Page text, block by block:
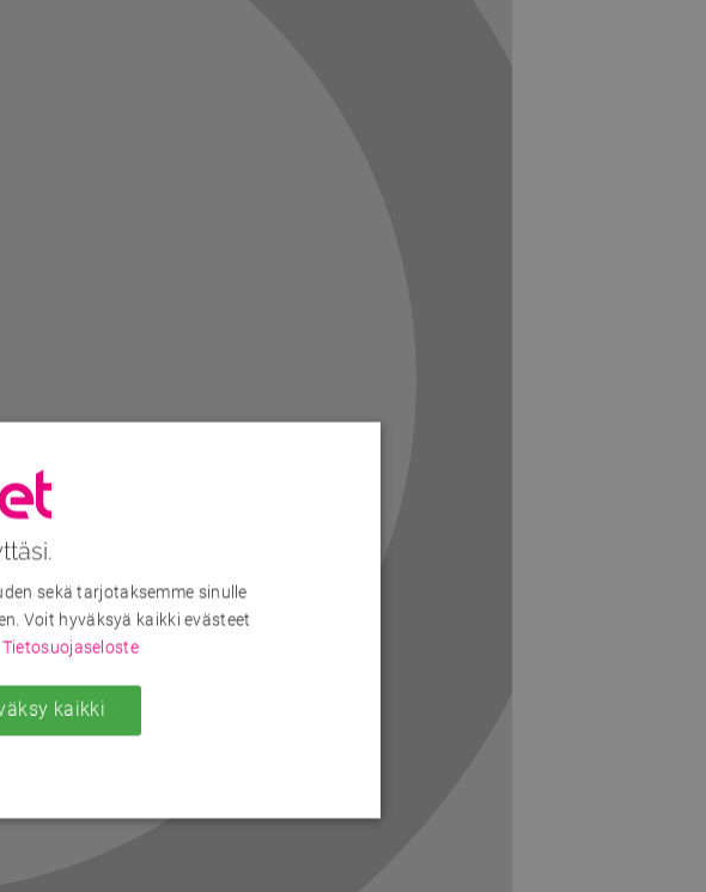
sekä tarjotaksemme sinulle
Voit hyväksyä kaikki evästeet
Tietosuojaseloste
kaikki